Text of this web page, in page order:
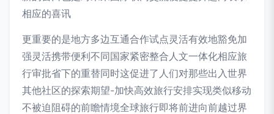
相应的喜讯
更重要的是地方多边互通合作试点灵活有效地豁免加
强灵活携带便利不同国家紧密整合人文一体化相应旅
行审批省下的重替同时这促进了人们对那些出入世界
其他社区的探索期望-加快高效旅行安排实现类似移动
不被迫阻碍的前瞻情境全球旅行即将前进向前越过界